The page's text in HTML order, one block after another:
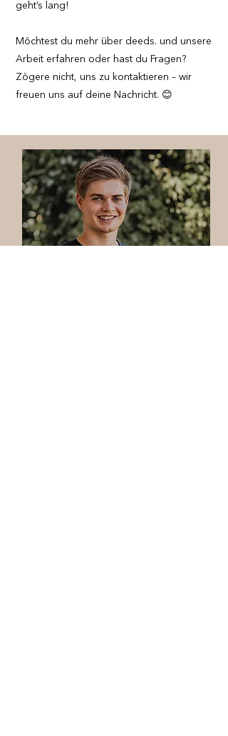
geht’s lang!
Möchtest du mehr über deeds. und unsere
Arbeit erfahren oder hast du Fragen?
Zögere nicht, uns zu kontaktieren – wir
freuen uns auf deine Nachricht. 😊